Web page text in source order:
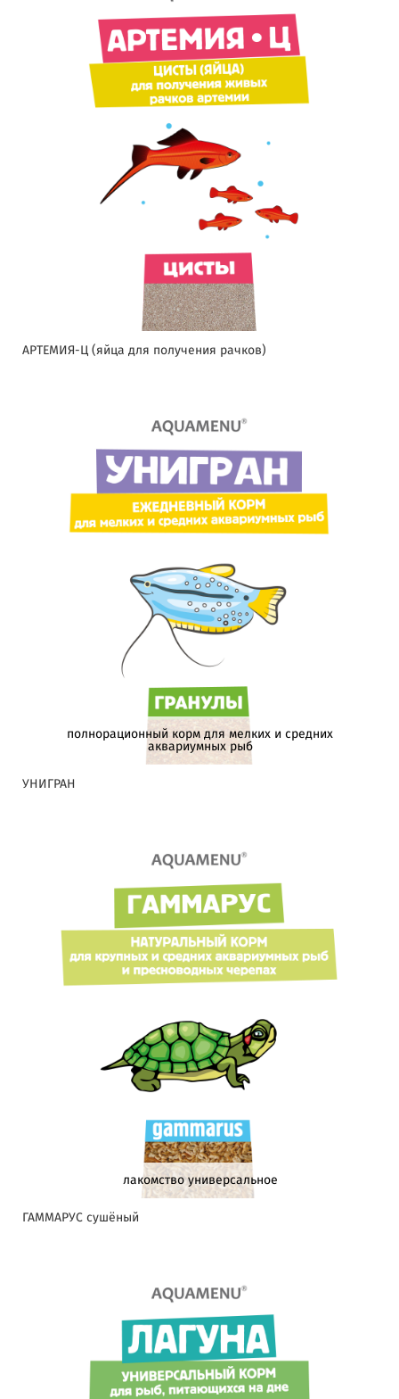
АРТЕМИЯ-Ц (яйца для получения рачков)
полнорационный корм для мелких и средних
аквариумных рыб
УНИГРАН
лакомство универсальное
ГАММАРУС сушёный